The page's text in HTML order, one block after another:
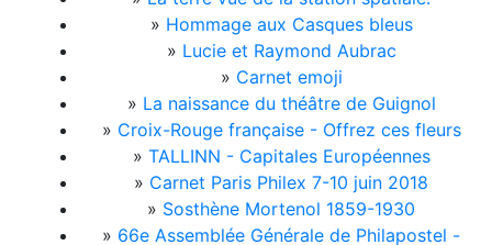
» Hommage aux Casques bleus
» Lucie et Raymond Aubrac
» Carnet emoji
» La naissance du théâtre de Guignol
» Croix-Rouge française - Offrez ces fleurs
» TALLINN - Capitales Européennes
» Carnet Paris Philex 7-10 juin 2018
» Sosthène Mortenol 1859-1930
» 66e Assemblée Générale de Philapostel -